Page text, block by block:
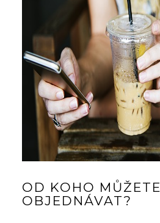
OD KOHO MŮŽETE
OBJEDNÁVAT?